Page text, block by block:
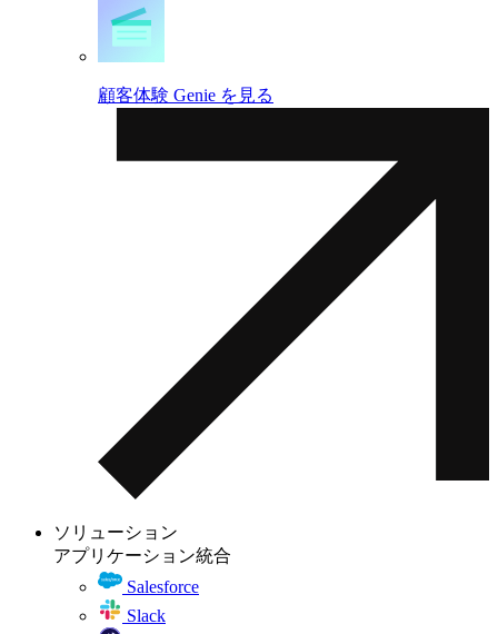
顧客体験 Genie を見る
ソリューション
アプリケーション統合
Salesforce
Slack